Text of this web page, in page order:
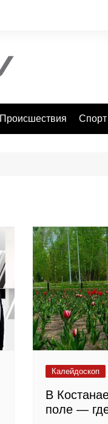
Происшествия Спорт
Калейдоскоп
В
поле —